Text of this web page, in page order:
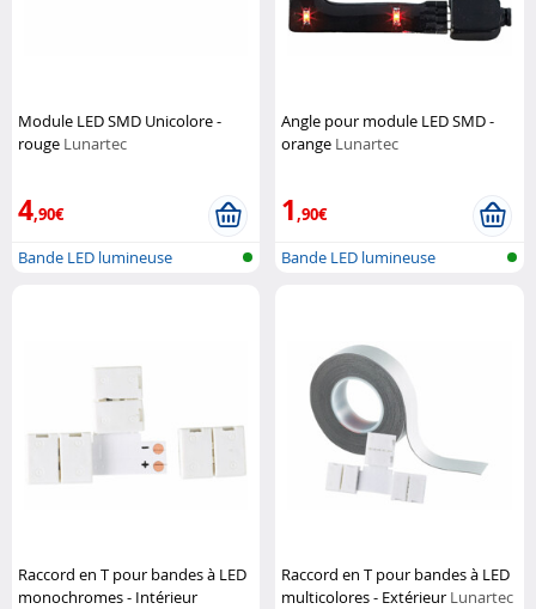
Module LED SMD Unicolore -
rouge Lunartec
4,90€
Bande LED lumineuse
Angle pour module LED SMD -
orange Lunartec
1,90€
Bande LED lumineuse
Raccord en T pour bandes à LED
monochromes - Intérieur
Raccord en T pour bandes à LED
multicolores - Extérieur Lunartec